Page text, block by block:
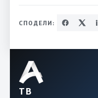
СПОДЕЛИ:
ТВ